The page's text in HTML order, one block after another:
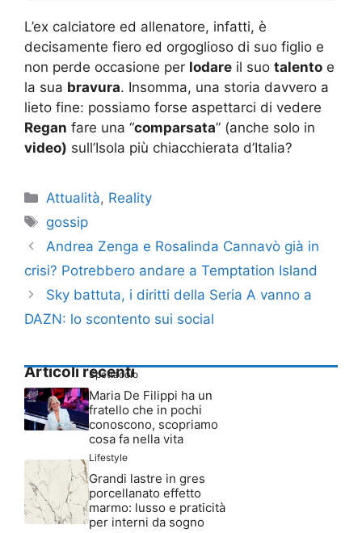
L’ex calciatore ed allenatore, infatti, è
decisamente fiero ed orgoglioso di suo figlio e
non perde occasione per lodare il suo talento e
la sua bravura. Insomma, una storia davvero a
lieto fine: possiamo forse aspettarci di vedere
Regan fare una “comparsata” (anche solo in
video) sull’Isola più chiacchierata d’Italia?
Categorie
Attualità, Reality
Tag
gossip
Andrea Zenga e Rosalinda Cannavò già in
crisi? Potrebbero andare a Temptation Island
Sky battuta, i diritti della Seria A vanno a
DAZN: lo scontento sui social
Articoli recenti
Spettacolo
Maria De Filippi ha un
fratello che in pochi
conoscono, scopriamo
cosa fa nella vita
Lifestyle
Grandi lastre in gres
porcellanato effetto
marmo: lusso e praticità
per interni da sogno